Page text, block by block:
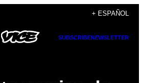
+ ESPAÑOL
SUBSCRIBENEWSLETTER